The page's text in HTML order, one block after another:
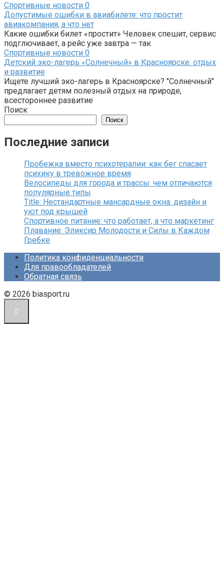
Спортивные новости 0
Допустимые ошибки в авиабилете: что простит
авиакомпания, а что нет
Какие ошибки билет «простит» Человек спешит, сервис
подглючивает, а рейс уже завтра — так
Спортивные новости 0
Детский эко-лагерь «Солнечный» в Красноярске: отдых
и развитие
Ищете лучший эко-лагерь в Красноярске? "Солнечный"
предлагает детям полезный отдых на природе,
всестороннее развитие
Поиск
Поиск
Последние записи
Пробежка вместо психотерапии: как бег спасает
психику в тревожное время
Велосипеды для города и трассы: чем отличаются
популярные типы
Title: Нестандартные мансардные окна: дизайн и
уют под крышей
Спортивное питание: что работает, а что маркетинг
Плавание: Эликсир Молодости и Силы в Каждом
Гребке
Политика конфиденциальности
Для правообладателей
Обратная связь
© 2026 biasport.ru